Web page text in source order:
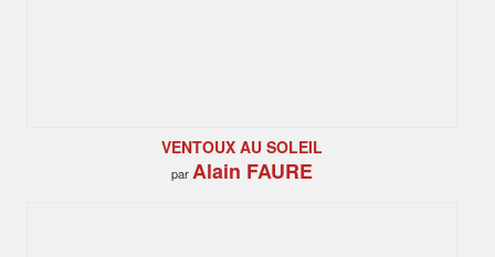
VENTOUX AU SOLEIL
parAlain FAURE